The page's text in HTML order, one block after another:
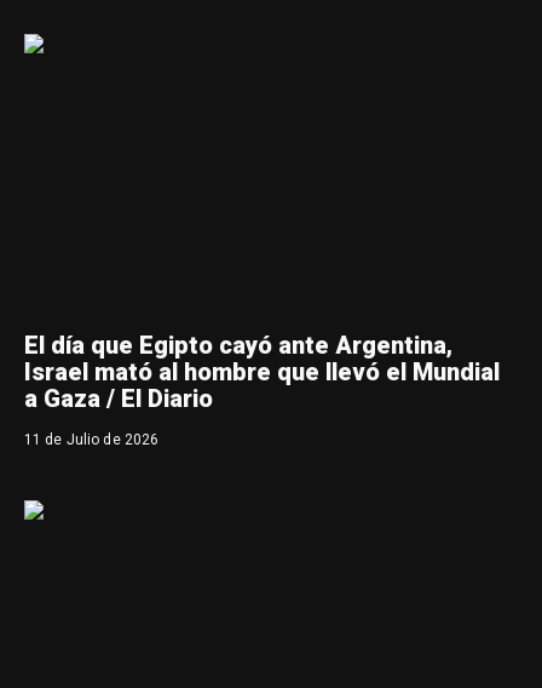
El día que Egipto cayó ante Argentina,
Israel mató al hombre que llevó el Mundial
a Gaza / El Diario
11 de Julio de 2026